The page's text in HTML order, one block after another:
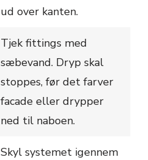
ud over kanten.
Tjek fittings med
sæbevand. Dryp skal
stoppes, før det farver
facade eller drypper
ned til naboen.
Skyl systemet igennem